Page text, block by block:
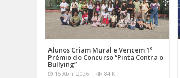
Alunos Criam Mural e Vencem 1º
Prémio do Concurso “Pinta Contra o
Bullying”
15 Abril 2026 84 K